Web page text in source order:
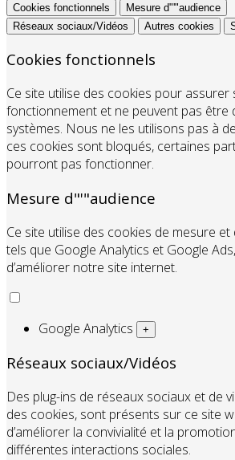
Cookies fonctionnels
Mesure d"'"audience
Réseaux sociaux/Vidéos
Autres cookies
Cookies fonctionnels
Ce site utilise des cookies pour assurer
fonctionnement et ne peuvent pas être
systèmes. Nous ne les utilisons pas à
ces cookies sont bloqués, certaines
pourront pas fonctionner.
Mesure d"'"audience
Ce site utilise des cookies de mesure et
tels que Google Analytics et Google
d’améliorer notre site internet.
Google Analytics +
Réseaux sociaux/Vidéos
Des plug-ins de réseaux sociaux et de
des cookies, sont présents sur ce site
d’améliorer la convivialité et la
différentes interactions sociales.